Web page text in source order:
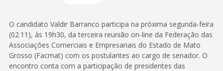
O candidato Valdir Barranco participa na próxima segunda-feira
(02.11), às 19h30, da terceira reunião on-line da Federação das
Associações Comerciais e Empresariais do Estado de Mato
Grosso (Facmat) com os postulantes ao cargo de senador. O
encontro conta com a participação de presidentes das